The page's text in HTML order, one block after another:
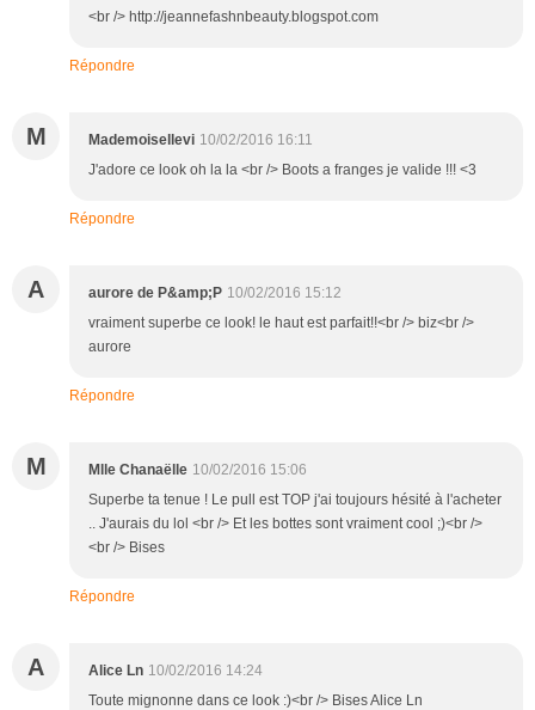
<br /> http://jeannefashnbeauty.blogspot.com
Répondre
M Mademoisellevi 10/02/2016 16:11
J'adore ce look oh la la <br /> Boots a franges je valide !!! <3
Répondre
A aurore de P&amp;P 10/02/2016 15:12
vraiment superbe ce look! le haut est parfait!!<br /> biz<br />
aurore
Répondre
M Mlle Chanaëlle 10/02/2016 15:06
Superbe ta tenue ! Le pull est TOP j'ai toujours hésité à l'acheter
.. J'aurais du lol <br /> Et les bottes sont vraiment cool ;)<br />
<br /> Bises
Répondre
A Alice Ln 10/02/2016 14:24
Toute mignonne dans ce look :)<br /> Bises Alice Ln